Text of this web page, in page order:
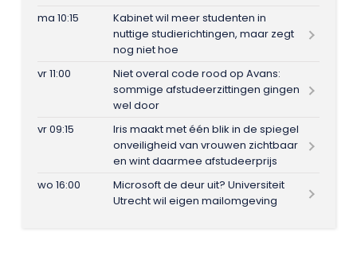
ma 10:15
Kabinet wil meer studenten in
nuttige studierichtingen, maar zegt
nog niet hoe
vr 11:00
Niet overal code rood op Avans:
sommige afstudeerzittingen gingen
wel door
vr 09:15
Iris maakt met één blik in de spiegel
onveiligheid van vrouwen zichtbaar
en wint daarmee afstudeerprijs
wo 16:00
Microsoft de deur uit? Universiteit
Utrecht wil eigen mailomgeving